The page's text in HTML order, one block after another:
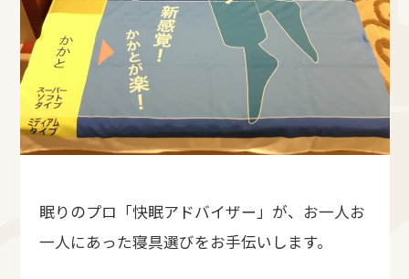
眠りのプロ「快眠アドバイザー」が、お一人お
一人にあった寝具選びをお手伝いします。